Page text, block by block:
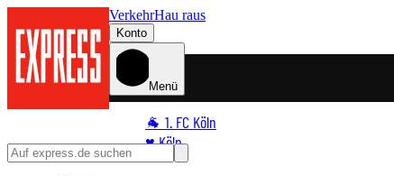
VerkehrHau raus
Konto
Menü
🐐 1. FC Köln
♥️ Köln
⭐ Promi